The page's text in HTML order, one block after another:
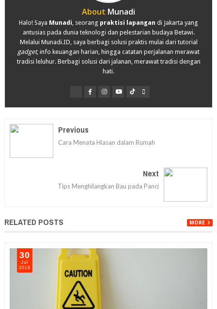
About Munadi
Halo! Saya Munadi, seorang praktisi lapangan di Jakarta yang
antusias pada dunia teknologi dan pelestarian budaya Betawi.
Melalui Munadi.ID, saya berbagi solusi praktis mulai dari tutorial
gadget, info keuangan harian, hingga catatan perjalanan merawat
tradisi leluhur. Berbagi solusi dari jalanan, merawat tradisi dengan
hati.
Previous
Cara Menata Hiasan dalam Rumah
Next
Tips Menghilangkan Bau pada Panci
RELATED POSTS MORE
30
Jul
2016